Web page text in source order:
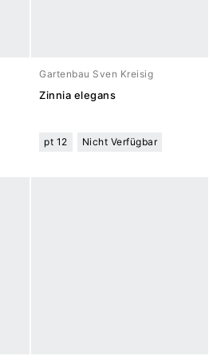
Gartenbau Sven Kreisig
Zinnia elegans
pt 12 Nicht Verfügbar